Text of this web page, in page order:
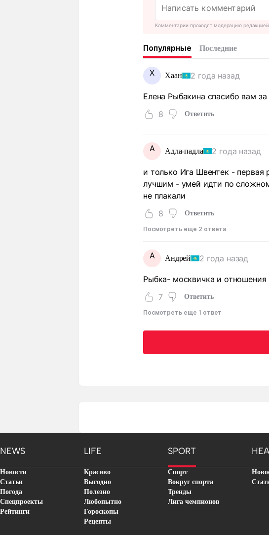
Комментарии проходят модерацию редакцией
Популярные Последние
Х Хаан 2 года назад
Елена Рыбакина спасибо вам
8
Ответить
А Адла-падла 2 года назад
и только Ига Швентек - первая
лучшим - умей идти по
не плакали
8
Ответить
Посмотреть еще 2 ответа
А Андрей 2 года назад
Рыбка- москвичка и отношения
7
Ответить
Посмотреть еще 1 ответ
NEWS LIFE SPORT
Новости
Статьи
Погода
Спецпроекты
Рейтинги
Красиво
Выгодно
Полезно
Любопытно
Гороскопы
Рецепты
Спорт
Вокруг спорта
Тренды
Лига чемпионов